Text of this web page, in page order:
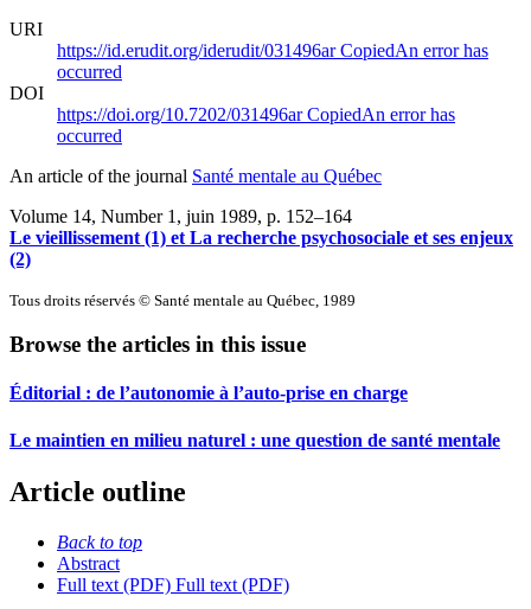
URI
https://id.erudit.org/iderudit/031496arCopiedAn error has
occurred
DOI
https://doi.org/10.7202/031496arCopiedAn error has
occurred
An article of the journal Santé mentale au Québec
Volume 14, Number 1, juin 1989, p. 152–164
Le vieillissement (1) et La recherche psychosociale et ses enjeux
(2)
Tous droits réservés © Santé mentale au Québec, 1989
Browse the articles in this issue
Éditorial : de l’autonomie à l’auto-prise en charge
Le maintien en milieu naturel : une question de santé mentale
Article outline
Back to top
Abstract
Full text (PDF) Full text (PDF)